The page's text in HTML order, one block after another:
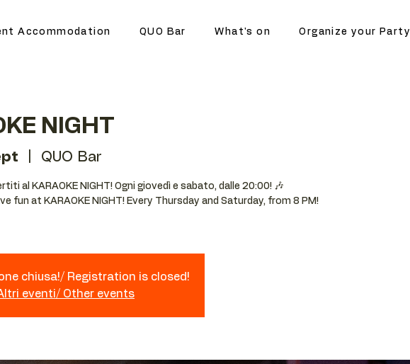
Accommodation QUO Bar What's on Organize your Party
NIGHT
QUO Bar
al KARAOKE NIGHT! Ogni giovedì e sabato, dalle 20:00! 🎶
fun at KARAOKE NIGHT! Every Thursday and Saturday, from 8 PM!
chiusa!/ Registration is closed!
eventi/ Other events